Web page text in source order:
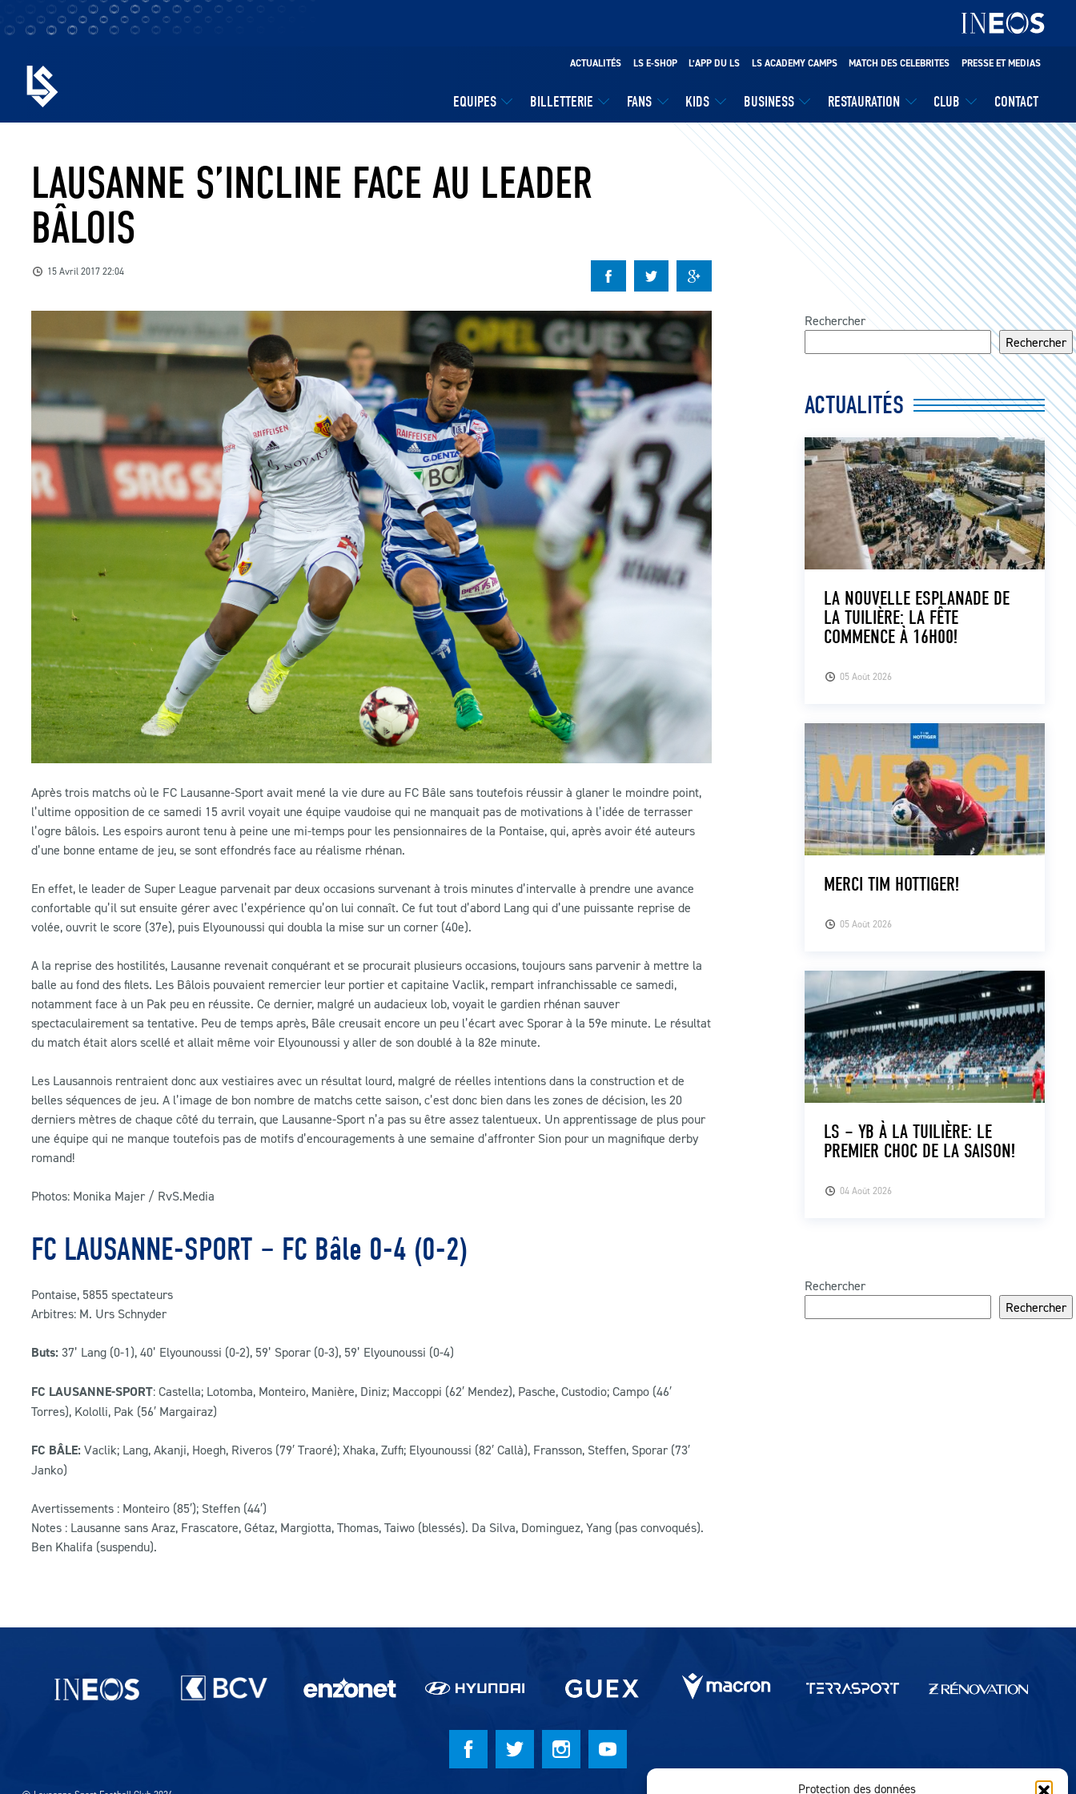
Protection des données
EQUIPES BILLETTERIE FANS KIDS BUSINESS RESTAURATION CLUB CONTACT
ACTUALITÉS LS E-SHOP L’APP DU LS LS ACADEMY CAMPS MATCH DES CELEBRITES PRESSE ET MEDIAS
LAUSANNE S’INCLINE FACE AU LEADER
BÂLOIS
15 Avril 2017 22:04
Après trois matchs où le FC Lausanne-Sport avait mené la vie dure au FC Bâle sans toutefois réussir à glaner le moindre point,
l’ultime opposition de ce samedi 15 avril voyait une équipe vaudoise qui ne manquait pas de motivations à l’idée de terrasser
l’ogre bâlois. Les espoirs auront tenu à peine une mi-temps pour les pensionnaires de la Pontaise, qui, après avoir été auteurs
d’une bonne entame de jeu, se sont effondrés face au réalisme rhénan.
En effet, le leader de Super League parvenait par deux occasions survenant à trois minutes d’intervalle à prendre une avance
confortable qu’il sut ensuite gérer avec l’expérience qu’on lui connaît. Ce fut tout d’abord Lang qui d’une puissante reprise de
volée, ouvrit le score (37e), puis Elyounoussi qui doubla la mise sur un corner (40e).
A la reprise des hostilités, Lausanne revenait conquérant et se procurait plusieurs occasions, toujours sans parvenir à mettre la
balle au fond des filets. Les Bâlois pouvaient remercier leur portier et capitaine Vaclik, rempart infranchissable ce samedi,
notamment face à un Pak peu en réussite. Ce dernier, malgré un audacieux lob, voyait le gardien rhénan sauver
spectaculairement sa tentative. Peu de temps après, Bâle creusait encore un peu l’écart avec Sporar à la 59e minute. Le résultat
du match était alors scellé et allait même voir Elyounoussi y aller de son doublé à la 82e minute.
Les Lausannois rentraient donc aux vestiaires avec un résultat lourd, malgré de réelles intentions dans la construction et de
belles séquences de jeu. A l’image de bon nombre de matchs cette saison, c’est donc bien dans les zones de décision, les 20
derniers mètres de chaque côté du terrain, que Lausanne-Sport n’a pas su être assez talentueux. Un apprentissage de plus pour
une équipe qui ne manque toutefois pas de motifs d’encouragements à une semaine d’affronter Sion pour un magnifique derby
romand!
Photos: Monika Majer / RvS.Media
FC LAUSANNE-SPORT – FC Bâle 0-4 (0-2)
Pontaise, 5855 spectateurs
Arbitres: M. Urs Schnyder
Buts: 37’ Lang (0-1), 40’ Elyounoussi (0-2), 59’ Sporar (0-3), 59’ Elyounoussi (0-4)
FC LAUSANNE-SPORT: Castella; Lotomba, Monteiro, Manière, Diniz; Maccoppi (62′ Mendez), Pasche, Custodio; Campo (46′
Torres), Kololli, Pak (56′ Margairaz)
FC BÂLE: Vaclik; Lang, Akanji, Hoegh, Riveros (79′ Traoré); Xhaka, Zuffi; Elyounoussi (82′ Callà), Fransson, Steffen, Sporar (73′
Janko)
Avertissements : Monteiro (85′); Steffen (44′)
Notes : Lausanne sans Araz, Frascatore, Gétaz, Margiotta, Thomas, Taiwo (blessés). Da Silva, Dominguez, Yang (pas convoqués).
Ben Khalifa (suspendu).
Rechercher
Rechercher
ACTUALITÉS
05 Août 2026
LA NOUVELLE ESPLANADE DE
LA TUILIÈRE: LA FÊTE
COMMENCE À 16H00!
05 Août 2026
MERCI TIM HOTTIGER!
04 Août 2026
LS – YB À LA TUILIÈRE: LE
PREMIER CHOC DE LA SAISON!
Rechercher
Rechercher
Partenaires du lausanne-Sport